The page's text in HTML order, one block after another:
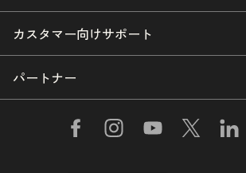
カスタマー向けサポート
パートナー